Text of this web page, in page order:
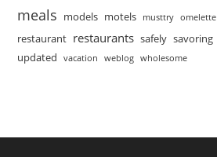
meals models motels musttry omelette
restaurant restaurants safely savoring
updated vacation weblog wholesome